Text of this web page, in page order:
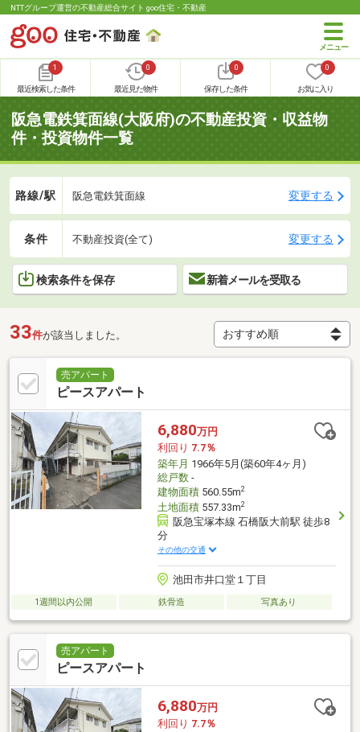
NTTグループ運営の不動産総合サイト goo住宅・不動産
1
最近検索した条件
0
最近見た物件
0
保存した条件
0
お気に入り
阪急電鉄箕面線(大阪府)の不動産投資・収益物
件・投資物件一覧
路線/駅 阪急電鉄箕面線 変更する
条件 不動産投資(全て) 変更する
検索条件を保存 新着メールを受取る
33件が該当しました。
売アパート
ピースアパート
6,880万円
利回り 7.7％
築年月 1966年5月(築60年4ヶ月)
総戸数-
建物面積560.55m2
土地面積557.33m2
阪急宝塚本線 石橋阪大前駅 徒歩8
分
その他の交通
池田市井口堂１丁目
1週間以内公開 鉄骨造 写真あり
売アパート
ピースアパート
6,880万円
利回り 7.7％